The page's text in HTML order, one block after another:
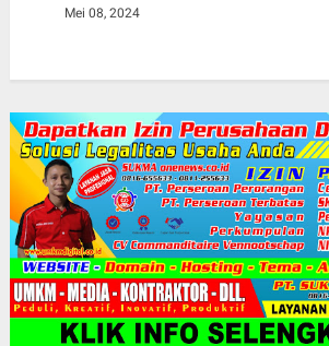
Mei 08, 2024